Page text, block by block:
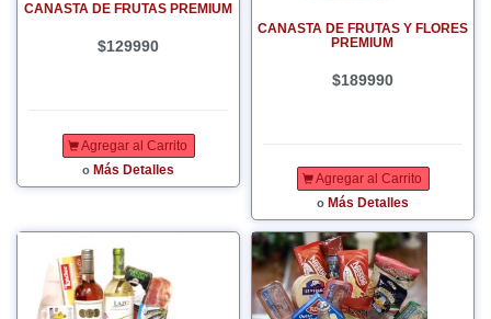
CANASTA DE FRUTAS PREMIUM
$129990
Agregar al Carrito
o Más Detalles
CANASTA DE FRUTAS Y FLORES
PREMIUM
$189990
Agregar al Carrito
o Más Detalles